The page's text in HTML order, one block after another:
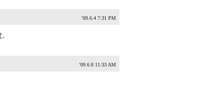
'09.6.4 7:31 PM
.
'09.6.8 11:33 AM